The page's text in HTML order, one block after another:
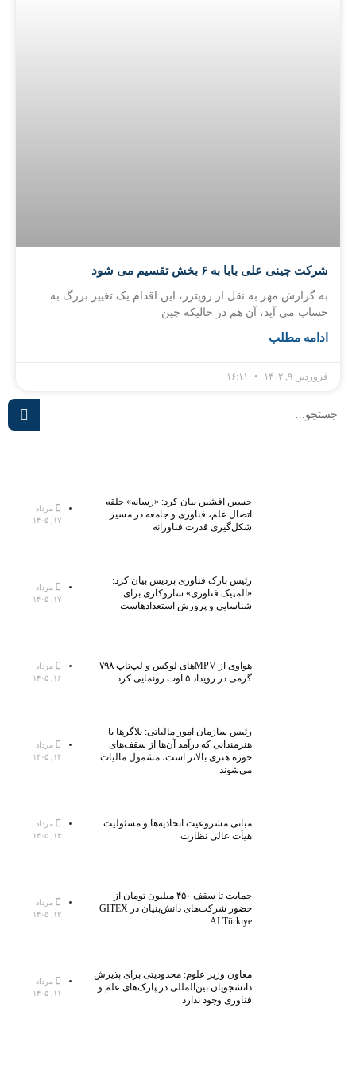
شرکت چینی علی بابا به ۶ بخش تقسیم می شود
به گزارش مهر به نقل از رویترز، این اقدام یک تغییر بزرگ به
حساب می آید، آن هم در حالیکه چین
ادامه مطلب
فروردین ۹, ۱۴۰۲
حسین افشین بیان کرد: «رسانه» حلقه
اتصال علم، فناوری و جامعه در مسیر
شکل‌گیری قدرت فناورانه
مرداد
۱۷, ۱۴۰۵
رئیس پارک فناوری پردیس بیان کرد:
«المپیک فناوری» سازوکاری برای
شناسایی و پرورش استعدادهاست
مرداد
۱۷, ۱۴۰۵
هواوی از MPVهای لوکس و لپ‌تاپ ۷۹۸
گرمی در رویداد ۵ اوت رونمایی کرد
مرداد
۱۶, ۱۴۰۵
رئیس سازمان امور مالیاتی: بلاگر‌ها یا
هنرمندانی که درآمد آن‌ها از سقف‌های
حوزه هنری بالاتر است، مشمول مالیات
می‌شوند
مرداد
۱۴, ۱۴۰۵
مبانی مشروعیت اتحادیه‌ها و مسئولیت
هیأت عالی نظارت
مرداد
۱۴, ۱۴۰۵
حمایت تا سقف ۴۵۰ میلیون تومان از
حضور شرکت‌های دانش‌بنیان در GITEX
AI Türkiye
مرداد
۱۲, ۱۴۰۵
معاون وزیر علوم: محدودیتی برای پذیرش
دانشجویان بین‌المللی در پارک‌های علم و
فناوری وجود ندارد
مرداد
۱۱, ۱۴۰۵